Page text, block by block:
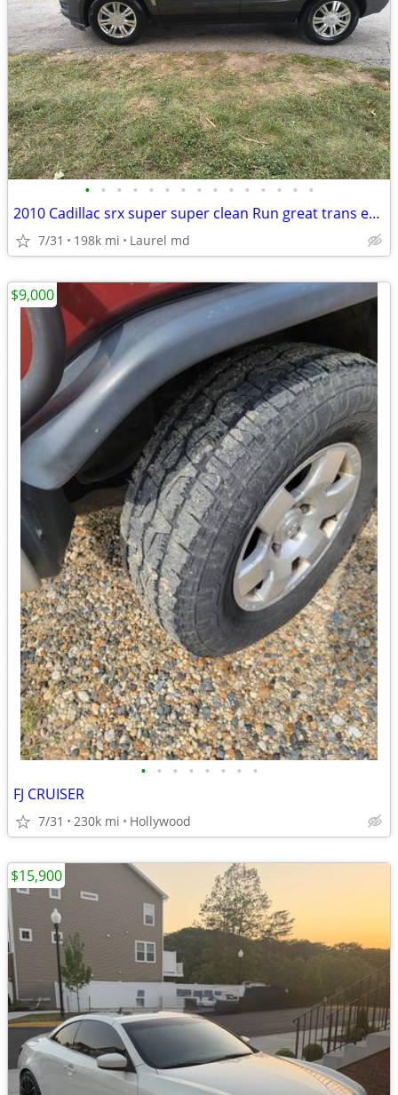
• • • • • • • • • • • • • • •
2010 Cadillac srx super super clean Run great trans eng 💯 luxurious
7/31 198k mi Laurel md
• • • • • • • •
FJ CRUISER
7/31 230k mi Hollywood
$9,000
$15,900